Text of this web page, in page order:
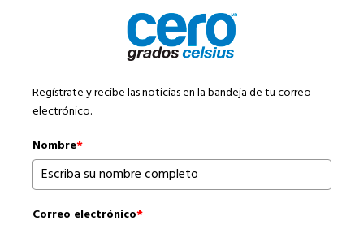
Regístrate y recibe las noticias en la bandeja de tu correo
electrónico.
Nombre*
Correo electrónico*